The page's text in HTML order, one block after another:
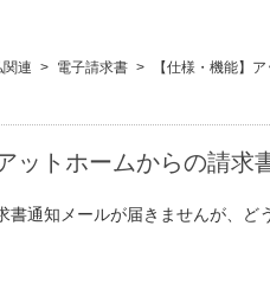
連 > 電子請求書 > 【仕様・機能】
ットホームからの請
書通知メールが届きませんが、ど